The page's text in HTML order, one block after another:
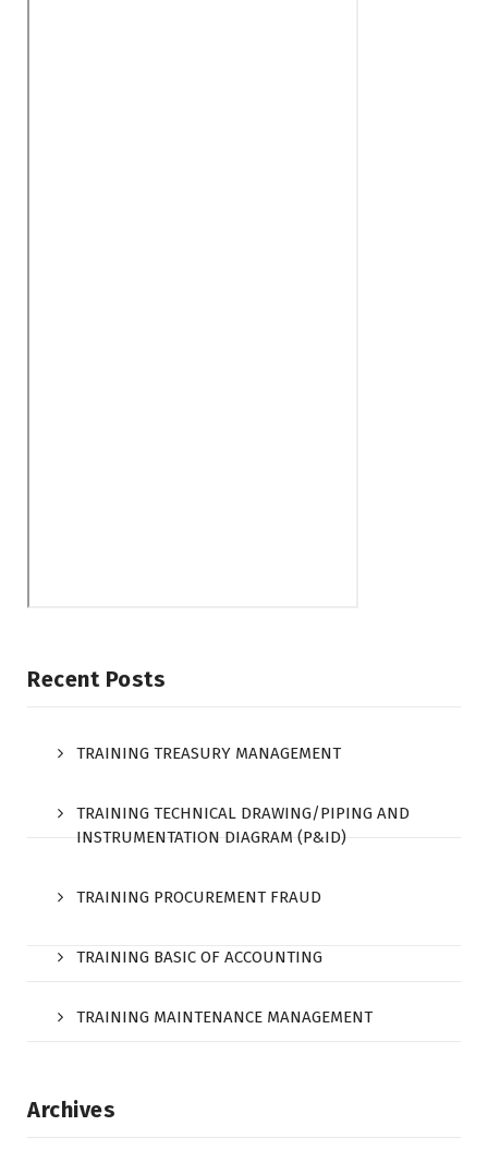
Recent Posts
TRAINING TREASURY MANAGEMENT
TRAINING TECHNICAL DRAWING/PIPING AND
INSTRUMENTATION DIAGRAM (P&ID)
TRAINING PROCUREMENT FRAUD
TRAINING BASIC OF ACCOUNTING
TRAINING MAINTENANCE MANAGEMENT
Archives